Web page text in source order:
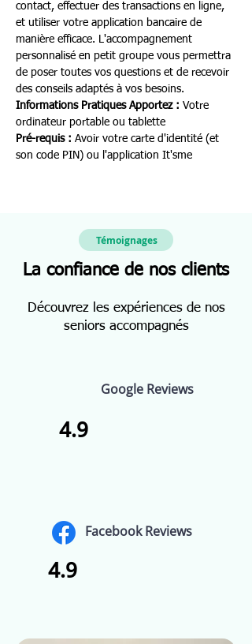
contact, effectuer des transactions en ligne,
et utiliser votre application bancaire de
manière efficace. L'accompagnement
personnalisé en petit groupe vous permettra
de poser toutes vos questions et de recevoir
des conseils adaptés à vos besoins.
Informations Pratiques Apportez : Votre
ordinateur portable ou tablette
Pré-requis : Avoir votre carte d'identité (et
son code PIN) ou l'application It'sme
Témoignages
La confiance de nos clients
Découvrez les expériences de nos
seniors accompagnés
Google Reviews
4.9
Facebook Reviews
4.9